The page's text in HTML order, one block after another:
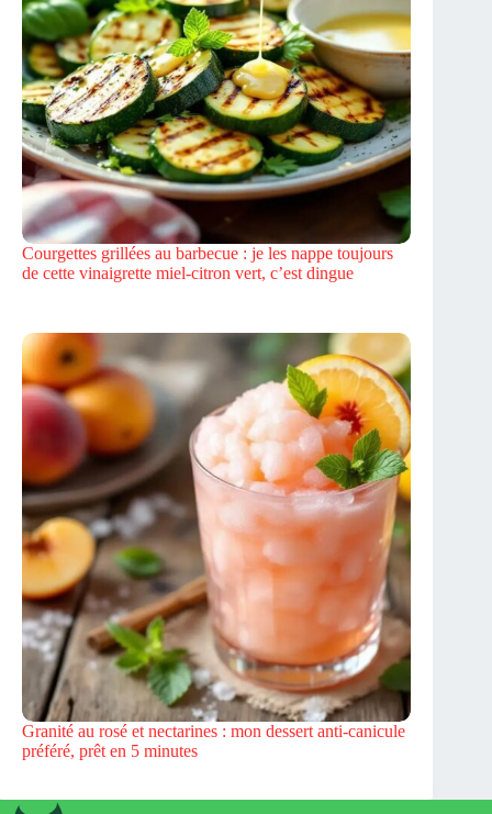
Courgettes grillées au barbecue : je les nappe toujours
de cette vinaigrette miel-citron vert, c’est dingue
Granité au rosé et nectarines : mon dessert anti-canicule
préféré, prêt en 5 minutes